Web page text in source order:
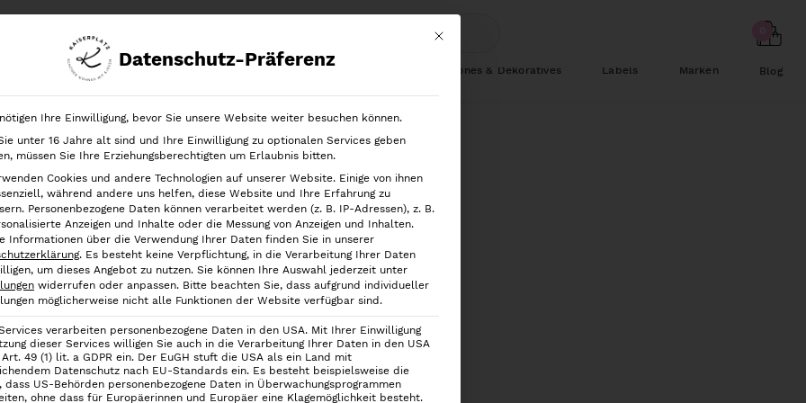
Ordnung in der Schublade Schönes & Dekoratives Labels Marken Blog
100 ml
Gewürzglas 100 ml
0,50€
inkl. 19 % MwSt.
Lieferzeit:2-3 Werktage
Vorrätig
G
Mit diesem Button wird der Dialog geschlossen. Seine Funktionalität
Datenschutz-Präferenz
Ihre Einwilligung, bevor Sie unsere Website weiter besuchen können.
unter 16 Jahre alt sind und Ihre Einwilligung zu optionalen Services geben
müssen Sie Ihre Erziehungsberechtigten um Erlaubnis bitten.
Cookies und andere Technologien auf unserer Website. Einige von ihnen
während andere uns helfen, diese Website und Ihre Erfahrung zu
Personenbezogene Daten können verarbeitet werden (z. B. IP-Adressen), z. B.
Anzeigen und Inhalte oder die Messung von Anzeigen und Inhalten.
Informationen über die Verwendung Ihrer Daten finden Sie in unserer
. Es besteht keine Verpflichtung, in die Verarbeitung Ihrer Daten
um dieses Angebot zu nutzen. Sie können Ihre Auswahl jederzeit unter
widerrufen oder anpassen. Bitte beachten Sie, dass aufgrund individueller
möglicherweise nicht alle Funktionen der Website verfügbar sind.
verarbeiten personenbezogene Daten in den USA. Mit Ihrer Einwilligung
dieser Services willigen Sie auch in die Verarbeitung Ihrer Daten in den USA
Art. 49 (1) lit. a GDPR ein. Der EuGH stuft die USA als ein Land mit
Datenschutz nach EU-Standards ein. Es besteht beispielsweise die
dass US-Behörden personenbezogene Daten in Überwachungsprogrammen
ohne dass für Europäerinnen und Europäer eine Klagemöglichkeit besteht.